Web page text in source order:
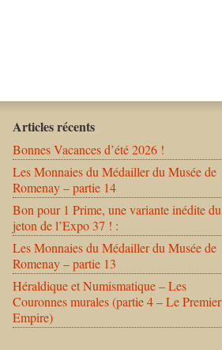
Articles récents
Bonnes Vacances d’été 2026 !
Les Monnaies du Médailler du Musée de
Romenay – partie 14
Bon pour 1 Prime, une variante inédite du
jeton de l’Expo 37 ! :
Les Monnaies du Médailler du Musée de
Romenay – partie 13
Héraldique et Numismatique – Les
Couronnes murales (partie 4 – Le Premier
Empire)